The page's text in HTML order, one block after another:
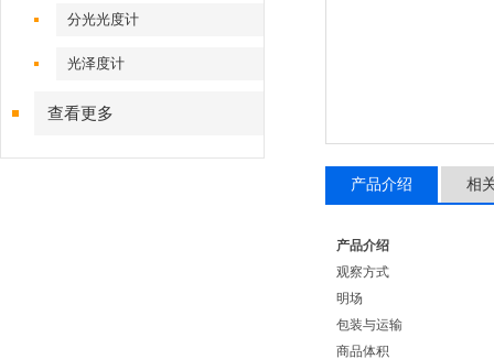
分光光度计
光泽度计
查看更多
产品介绍 相
产品介绍
观察方式
明场
包装与运输
商品体积